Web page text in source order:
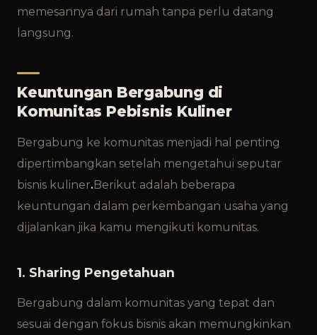
memesannya dari rumah tanpa perlu datang
langsung.
Keuntungan Bergabung di
Komunitas Pebisnis Kuliner
Bergabung ke komunitas menjadi hal penting
dipertimbangkan setelah mengetahui seputar
bisnis kuliner.Berikut adalah beberapa
keuntungan dalam perkembangan usaha yang
dijalankan jika kamu mengikuti komunitas.
1. Sharing Pengetahuan
Bergabung dalam komunitas yang tepat dan
sesuai dengan fokus bisnis akan memungkinkan